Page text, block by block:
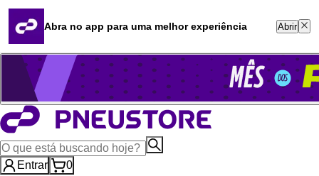
Quero revender
Blog
Whatsapp (16) 99764-8401
Televendas (47) 3046-2551
Entrar
0
Abra no app para uma melhor experiência Abrir